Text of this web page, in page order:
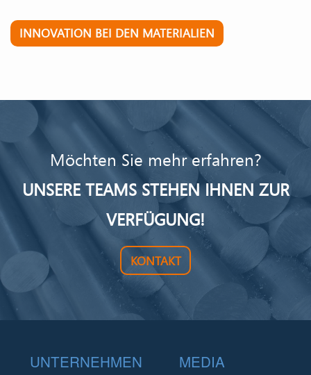
INNOVATION BEI DEN MATERIALIEN
Möchten Sie mehr erfahren?
UNSERE TEAMS STEHEN IHNEN ZUR
VERFÜGUNG!
KONTAKT
Footer
UNTERNEHMEN MEDIA